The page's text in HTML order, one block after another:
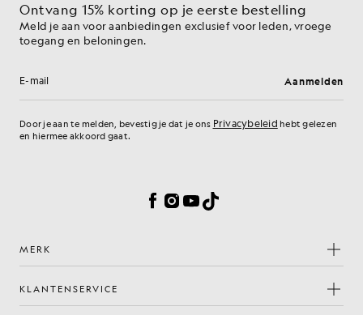
Ontvang 15% korting op je eerste bestelling
Meld je aan voor aanbiedingen exclusief voor leden, vroege
toegang en beloningen.
E-mailadres Aanmelden
Door je aan te melden, bevestig je dat je ons Privacybeleid hebt gelezen
en hiermee akkoord gaat.
Facebook
Instagram
YouTube
TikTok
MERK
KLANTENSERVICE